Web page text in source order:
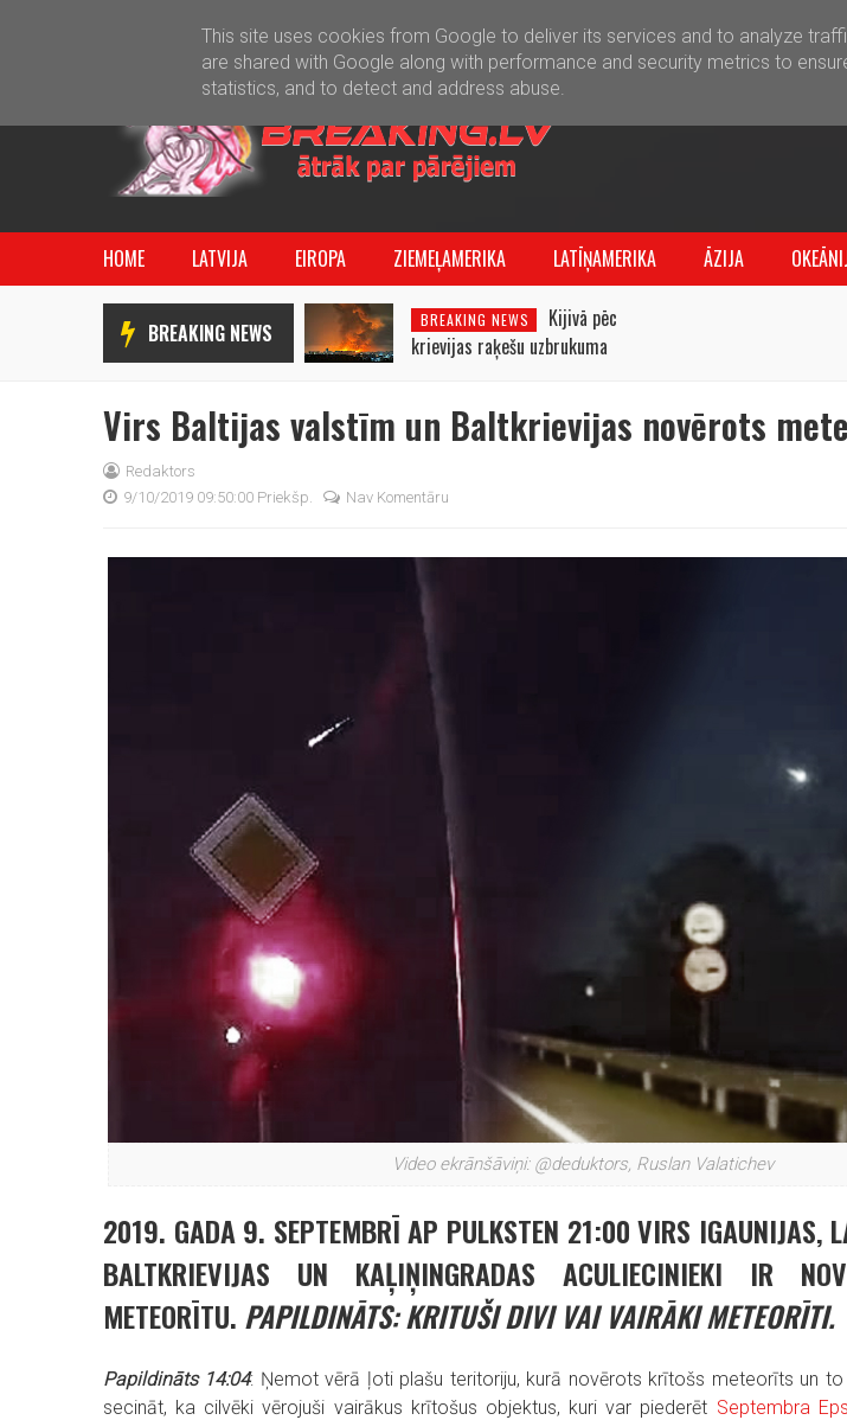
HOME LATVIJA EIROPA ZIEMEĻAMERIKA LATĪŅAMERIKA ĀZIJA
BREAKING NEWS BREAKING NEWS
Kijivā pēc
krievijas raķešu uzbrukuma
Virs Baltijas valstīm un Baltkrievijas novērots
Redaktors
9/10/2019 09:50:00 Priekšp.
Nav Komentāru
Video ekrānšāviņi: @deduktors, Ruslan Valatichev
2019. GADA 9. SEPTEMBRĪ AP PULKSTEN 21:00 VIRS IGAUNIJAS,
BALTKRIEVIJAS UN KAĻIŅINGRADAS ACULIECINIEKI IR
METEORĪTU. PAPILDINĀTS: KRITUŠI DIVI VAI VAIRĀKI METEORĪTI.
Papildināts 14:04: Ņemot vērā ļoti plašu teritoriju, kurā novērots krītošs meteorīts un
secināt, ka cilvēki vērojuši vairākus krītošus objektus, kuri var piederēt Septembra
This site uses cookies from Google to deliver its services and to analyze
are shared with Google along with performance and security metrics to
statistics, and to detect and address abuse.